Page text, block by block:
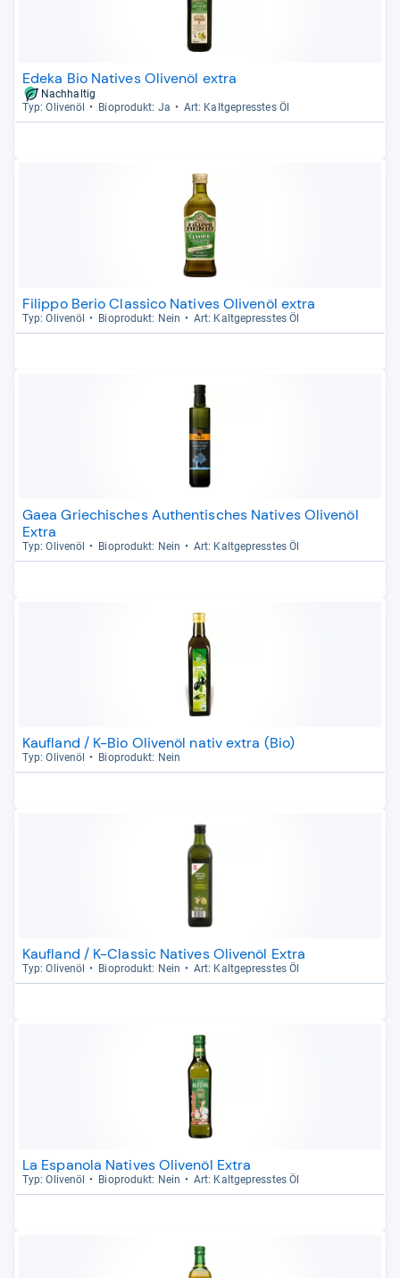
Edeka Bio Natives Olivenöl extra
Nachhaltig
Typ: Oli­venöl
Bio­pro­dukt: Ja Art: Kalt­ge­press­tes Öl
Filippo Berio Classico Natives Olivenöl extra
Typ: Oli­venöl Bio­pro­dukt: Nein Art: Kalt­ge­press­tes Öl
Gaea Griechisches Authentisches Natives Olivenöl
Extra
Typ: Oli­venöl Bio­pro­dukt: Nein Art: Kalt­ge­press­tes Öl
Kaufland / K-Bio Olivenöl nativ extra (Bio)
Typ: Oli­venöl Bio­pro­dukt: Nein
Kaufland / K-Classic Natives Olivenöl Extra
Typ: Oli­venöl Bio­pro­dukt: Nein Art: Kalt­ge­press­tes Öl
La Espanola Natives Olivenöl Extra
Typ: Oli­venöl Bio­pro­dukt: Nein Art: Kalt­ge­press­tes Öl